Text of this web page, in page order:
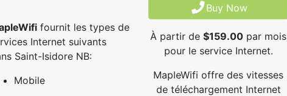
fournit les types de
Internet suivants
Saint-Isidore NB:
Mobile
Buy Now
À partir de$159.00 par mois
pour le service Internet.
MapleWifi offre des vitesses
de téléchargement Internet